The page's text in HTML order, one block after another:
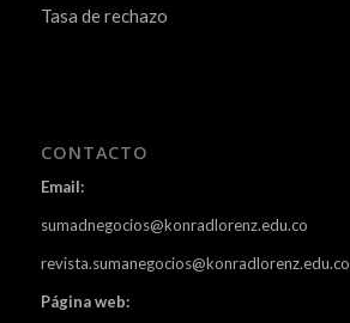
Tasa de rechazo
CONTACTO
Email:
sumadnegocios@konradlorenz.edu.co
revista.sumanegocios@konradlorenz.edu.co
Página web: